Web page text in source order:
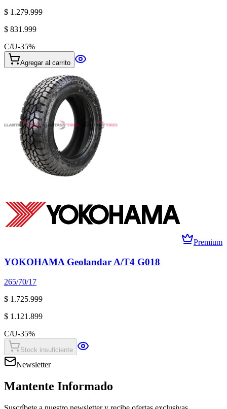
$ 1.279.999
$ 831.999
C/U-35%
Agregar al carrito
Premium
YOKOHAMA Geolandar A/T4 G018
265/70/17
$ 1.725.999
$ 1.121.899
C/U-35%
Stock insuficiente
Newsletter
Mantente Informado